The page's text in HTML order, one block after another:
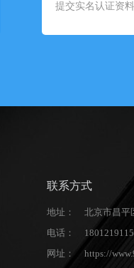
提交实名认证资料
联系方式
地址：
北京市昌平
电话：
网址：
https://